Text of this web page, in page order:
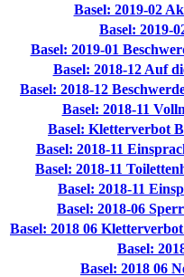
Basel: 2019-02
Basel: 2019-
Basel: 2019-01
Basel: 2018-12 Auf
Basel: 2018-12
Basel: 2018-11
Basel: Kletterverbot
Basel: 2018-11
Basel: 2018-11
Basel: 2018-11
Basel: 2018-06
Basel: 2018 06
Basel:
Basel: 2018 06